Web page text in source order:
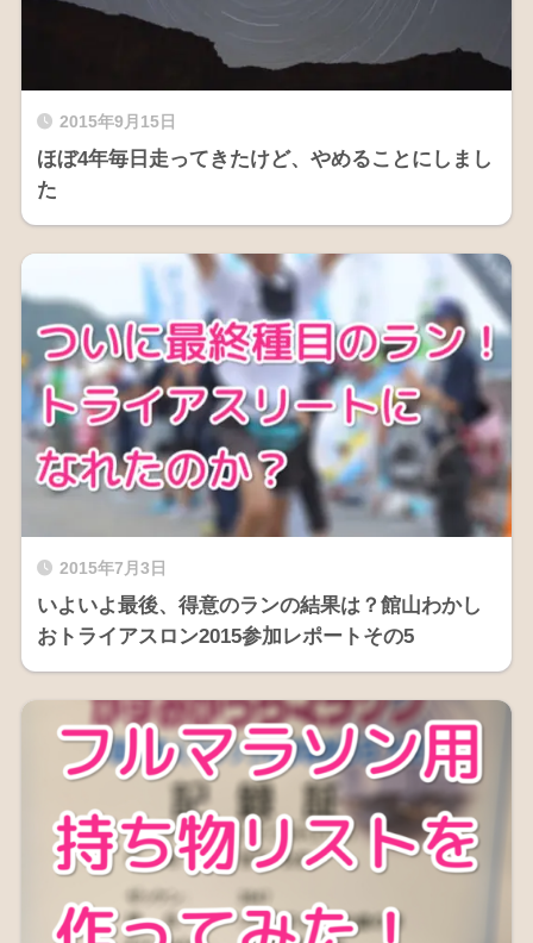
2015年9月15日
ほぼ4年毎日走ってきたけど、やめることにしまし
た
2015年7月3日
いよいよ最後、得意のランの結果は？館山わかし
おトライアスロン2015参加レポートその5